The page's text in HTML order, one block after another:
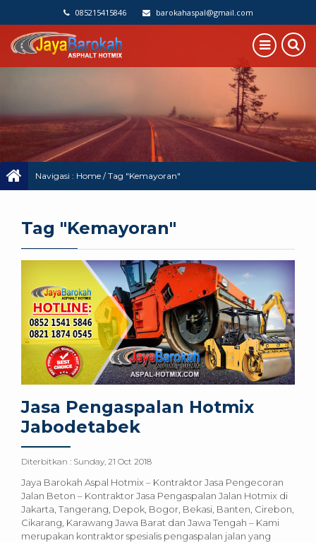
085215415846 barokahaspal@gmail.com
Navigasi : Home /Tag "Kemayoran"
Tag "Kemayoran"
Jasa Pengaspalan Hotmix
Jabodetabek
Diterbitkan : Sunday, 21 Oct 2018
Jaya Barokah Aspal Hotmix – Kontraktor Jasa Pengecoran
Jalan Beton – Kontraktor Jasa Pengaspalan Jalan Hotmix di
Jakarta, Tangerang, Depok, Bogor, Bekasi, Banten, Cirebon,
Cikarang, Karawang Jawa Barat dan Jawa Tengah – Kami
merupakan kontraktor spesialis pengaspalan jalan yang